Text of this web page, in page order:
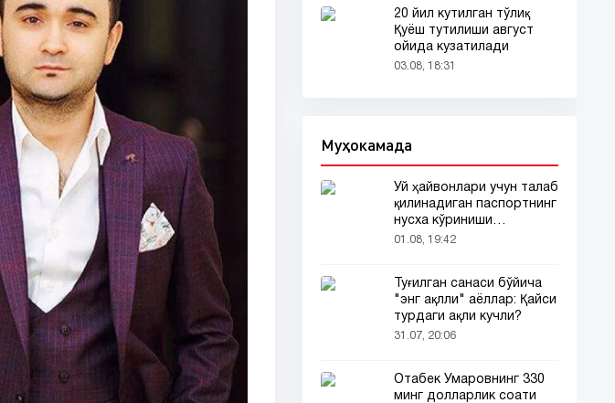
20 йил кутилган тўлиқ
Қуёш тутилиши август
ойида кузатилади
03.08, 18:31
Муҳокамада
Уй ҳайвонлари учун талаб
қилинадиган паспортнинг
нусха кўриниши
тармоқларда тарқалди
01.08, 19:42
Туғилган санаси бўйича
"энг ақлли" аёллар: Қайси
турдаги ақли кучли?
31.07, 20:06
Отабек Умаровнинг 330
минг долларлик соати